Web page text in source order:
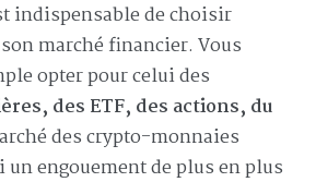
indispensable de choisir
marché financier. Vous
opter pour celui des
des ETF, des actions, du
des crypto-monnaies
engouement de plus en plus